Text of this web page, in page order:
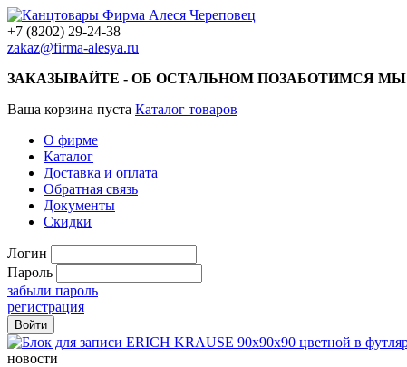
+7 (8202) 29-24-38
zakaz@firma-alesya.ru
ЗАКАЗЫВАЙТЕ - ОБ ОСТАЛЬНОМ ПОЗАБОТИМСЯ МЫ
Ваша корзина пуста Каталог товаров
О фирме
Каталог
Доставка и оплата
Обратная связь
Документы
Скидки
Логин
Пароль
забыли пароль
регистрация
новости